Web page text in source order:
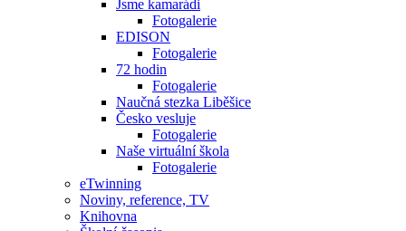
Jsme kamarádi
Fotogalerie
EDISON
Fotogalerie
72 hodin
Fotogalerie
Naučná stezka Liběšice
Česko vesluje
Fotogalerie
Naše virtuální škola
Fotogalerie
eTwinning
Noviny, reference, TV
Knihovna